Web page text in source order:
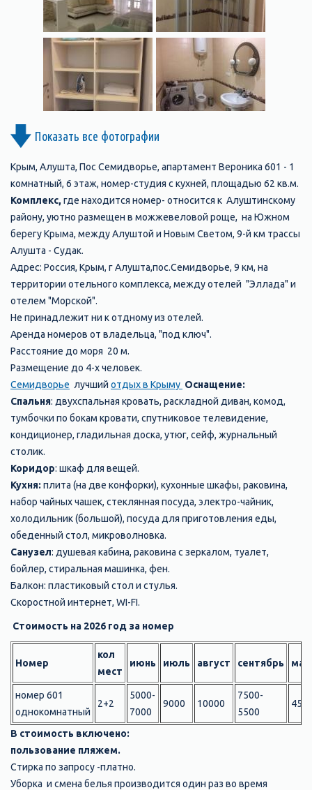
Показать все фотографии
Крым, Алушта, Пос Семидворье, апартамент Вероника 601 - 1
комнатный, 6 этаж, номер-студия с кухней, площадью 62 кв.м.
Комплекс,где находится номер- относится к Алуштинскому
району, уютно размещен в можжевеловой роще, на Южном
берегу Крыма, между Алуштой и Новым Светом, 9-й км трассы
Алушта - Судак.
Адрес: Россия, Крым, г Алушта,пос.Семидворье, 9 км, на
территории отельного комплекса, между отелей "Эллада" и
отелем "Морской".
Не принадлежит ни к отдному из отелей.
Аренда номеров от владельца, "под ключ".
Расстояние до моря 20 м.
Размещение до 4-х человек.
Семидворье лучший отдых в Крыму Оснащение:
Спальня: двухспальная кровать, раскладной диван, комод,
тумбочки по бокам кровати, спутниковое телевидение,
кондиционер, гладильная доска, утюг, сейф, журнальный
столик.
Коридор: шкаф для вещей.
Кухня: плита (на две конфорки), кухонные шкафы, раковина,
набор чайных чашек, стеклянная посуда, электро-чайник,
холодильник (большой), посуда для приготовления еды,
обеденный стол, микроволновка.
Санузел: душевая кабина, раковина с зеркалом, туалет,
бойлер, стиральная машинка, фен.
Балкон: пластиковый стол и стулья.
Скоростной интернет, WI-FI.
Стоимость на 2026 год за номер
Номер
кол
мест
июнь июль август сентябрь май
номер 601
однокомнатный
2+2
5000-
7000
9000 10000
7500-
5500
В стоимость включено:
пользование пляжем.
Стирка по запросу -платно.
Уборка и смена белья производится один раз во время